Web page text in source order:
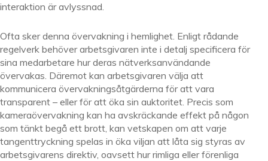
interaktion är avlyssnad.
Ofta sker denna övervakning i hemlighet. Enligt rådande
regelverk behöver arbetsgivaren inte i detalj specificera för
sina medarbetare hur deras nätverksanvändande
övervakas. Däremot kan arbetsgivaren välja att
kommunicera övervakningsåtgärderna för att vara
transparent – eller för att öka sin auktoritet. Precis som
kameraövervakning kan ha avskräckande effekt på någon
som tänkt begå ett brott, kan vetskapen om att varje
tangenttryckning spelas in öka viljan att låta sig styras av
arbetsgivarens direktiv, oavsett hur rimliga eller förenliga